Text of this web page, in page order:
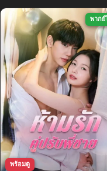
พากย์
พร้อมดู